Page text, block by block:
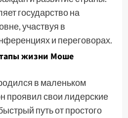
государство на
участвуя в
и переговорах.
жизни Моше
в маленьком
проявил свои лидерские
путь от простого